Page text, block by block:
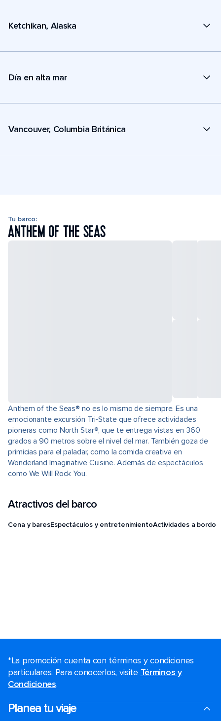
Ketchikan, Alaska
Día en alta mar
Vancouver, Columbia Británica
Tu barco:
ANTHEM OF THE SEAS
Anthem of the Seas® no es lo mismo de siempre. Es una
emocionante excursión Tri-State que ofrece actividades
pioneras como North Star®, que te entrega vistas en 360
grados a 90 metros sobre el nivel del mar. También goza de
primicias para el paladar, como la comida creativa en
Wonderland Imaginative Cuisine. Además de espectáculos
como We Will Rock You.
Atractivos del barco
Cena y baresEspectáculos y entretenimientoActividades a bordo
*La promoción cuenta con términos y condiciones
particulares. Para conocerlos, visite Términos y
Condiciones.
Planea tu viaje